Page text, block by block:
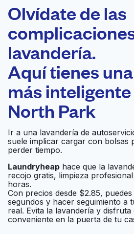
Laundryheap.com
Programa tu
0 min
Recojo y entrega
casa
Summers Laundry
Baden Coin Laundry
South City Suds
Olvídate de las
lavandería.
Aquí tienes
más inteligente
North Park
Ir a una lavandería de
suele implicar cargar con bolsas
perder tiempo.
Laundryheap hace que la
recojo gratis, limpieza
horas.
Con precios desde $2.85,
segundos y hacer seguimiento a
real. Evita la lavandería y disfruta
conveniente en la puerta de tu